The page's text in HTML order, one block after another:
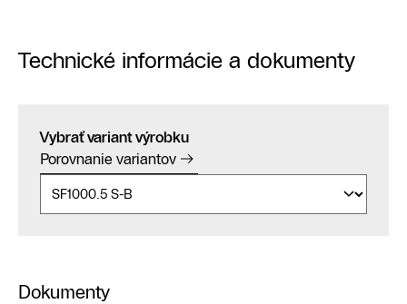
Technické informácie a dokumenty
Vybrať variant výrobku
Porovnanie variantov
Dokumenty